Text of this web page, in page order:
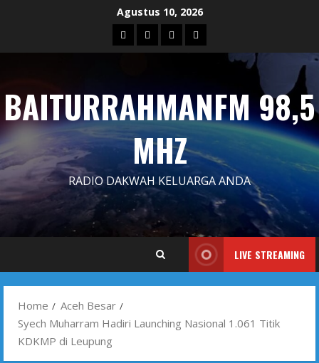
Agustus 10, 2026
Blog Contact
Us
Dengarkan
Siaran
Iklan
BAITURRAHMANFM 98,5
MHZ
RADIO DAKWAH KELUARGA ANDA
LIVE STREAMING
Home
Aceh Besar
Syech Muharram Hadiri Launching Nasional 1.061 Titik
KDKMP di Leupung